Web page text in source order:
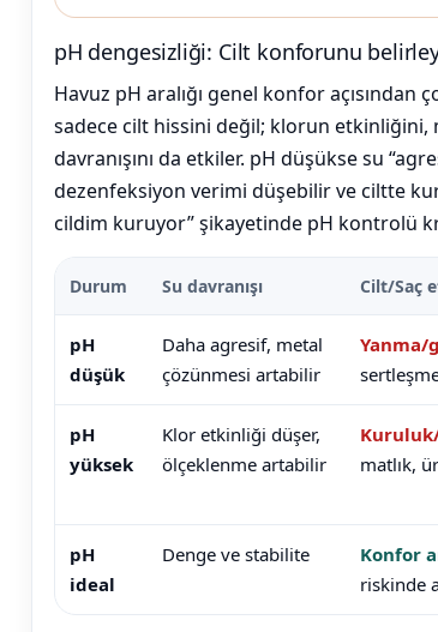
Tuz
Jenaratörü Hücre Temizleyici
Dalgıç Pompa
Sistemleri
Havuz Güvenlik
Havuz
Makine Dairesi Kapağı
Havuz Pompa
Termometreleri
pH dengesizliği: Cilt konforunu
Havuz pH aralığı genel konfor açısından
sadece cilt hissini değil; klorun
davranışını da etkiler. pH düşükse su
dezenfeksiyon verimi düşebilir ve ciltte
cildim kuruyor” şikayetinde pH kontrolü
Durum Su davranışı Cilt/Saç
pH
düşük
Daha agresif, metal
çözünmesi artabilir
pH
yüksek
Klor etkinliği düşer,
ölçeklenme artabilir
matlık,
pH
ideal
Denge ve stabilite Konfor
riskinde